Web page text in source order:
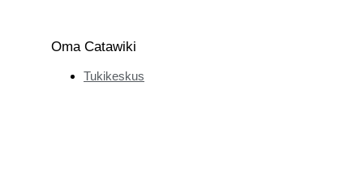
Oma Catawiki
Tukikeskus